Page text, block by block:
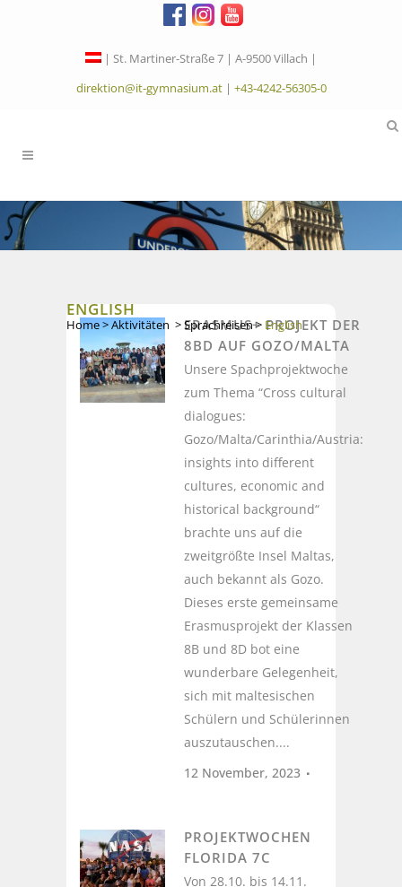
| St. Martiner-Straße 7 | A-9500 Villach |
direktion@it-gymnasium.at| +43-4242-56305-0
ENGLISH
Home>Aktivitäten >Sprachreisen> English
ERASMUS+ PROJEKT DER
8BD AUF GOZO/MALTA
Unsere Spachprojektwoche
zum Thema “Cross cultural
dialogues:
Gozo/Malta/Carinthia/Austria:
insights into different
cultures, economic and
historical background“
brachte uns auf die
zweitgrößte Insel Maltas,
auch bekannt als Gozo.
Dieses erste gemeinsame
Erasmusprojekt der Klassen
8B und 8D bot eine
wunderbare Gelegenheit,
sich mit maltesischen
Schülern und Schülerinnen
auszutauschen....
12 November, 2023
PROJEKTWOCHEN
FLORIDA 7C
Von 28.10. bis 14.11.